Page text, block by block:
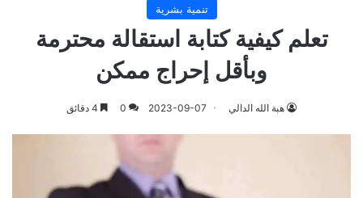
تنمية بشرية
تعلم كيفية كتابة استقالة محترمة
وبأقل إحراج ممكن
هبة الله الدالي 2023-09-07
0